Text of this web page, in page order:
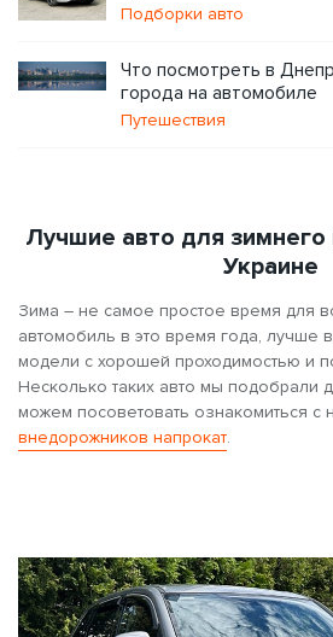
Подборки авто
Что посмотреть в
города на автомобиле
Путешествия
Лучшие авто для зимнего
Украине
Зима – не самое простое время для
автомобиль в это время года, лучше
модели с хорошей проходимостью и
Несколько таких авто мы подобрали
можем посоветовать ознакомиться с
внедорожников напрокат.